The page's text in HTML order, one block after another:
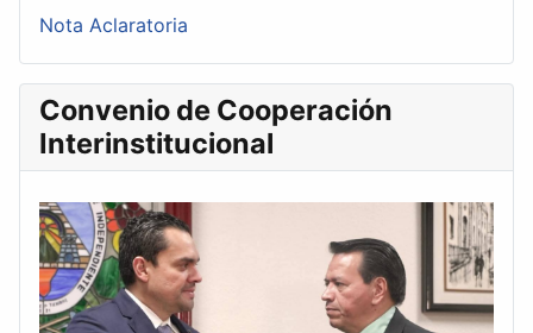
Nota Aclaratoria
Convenio de Cooperación
Interinstitucional